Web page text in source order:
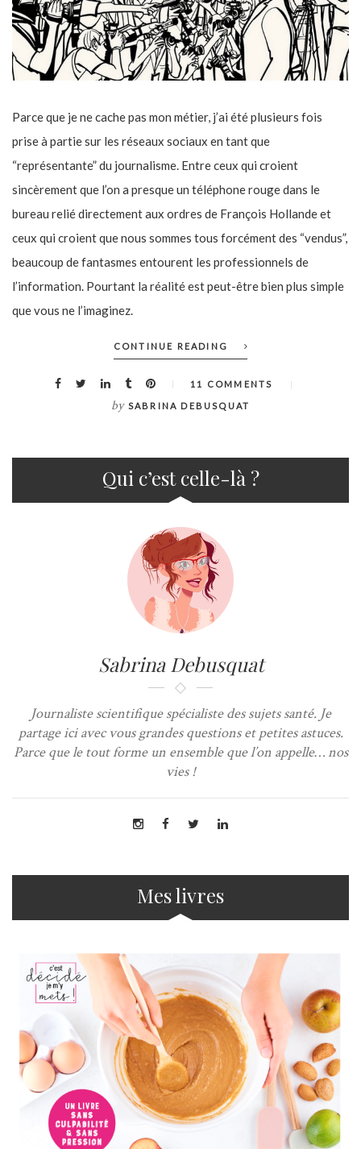
Parce que je ne cache pas mon métier, j’ai été plusieurs fois
prise à partie sur les réseaux sociaux en tant que
“représentante” du journalisme. Entre ceux qui croient
sincèrement que l’on a presque un téléphone rouge dans le
bureau relié directement aux ordres de François Hollande et
ceux qui croient que nous sommes tous forcément des “vendus”,
beaucoup de fantasmes entourent les professionnels de
l’information. Pourtant la réalité est peut-être bien plus simple
que vous ne l’imaginez.
CONTINUE READING
11 COMMENTS
by SABRINA DEBUSQUAT
Qui c’est celle-là ?
Sabrina Debusquat
Journaliste scientifique spécialiste des sujets santé. Je
partage ici avec vous grandes questions et petites astuces.
Parce que le tout forme un ensemble que l’on appelle… nos
vies !
Mes livres